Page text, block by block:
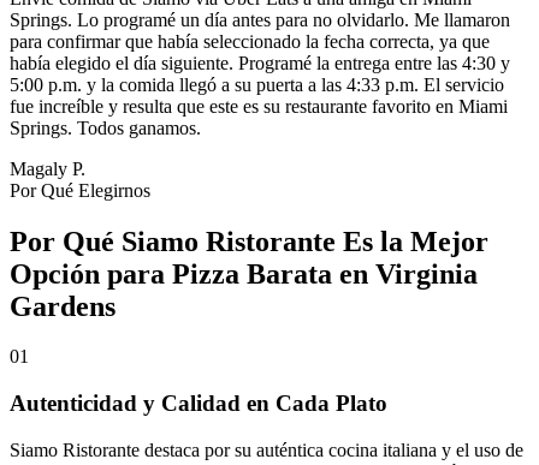
Springs. Lo programé un día antes para no olvidarlo. Me llamaron
para confirmar que había seleccionado la fecha correcta, ya que
había elegido el día siguiente. Programé la entrega entre las 4:30 y
5:00 p.m. y la comida llegó a su puerta a las 4:33 p.m. El servicio
fue increíble y resulta que este es su restaurante favorito en Miami
Springs. Todos ganamos.
Magaly P.
Por Qué Elegirnos
Por Qué Siamo Ristorante Es la Mejor
Opción para Pizza Barata en Virginia
Gardens
01
Autenticidad y Calidad en Cada Plato
Siamo Ristorante destaca por su auténtica cocina italiana y el uso de